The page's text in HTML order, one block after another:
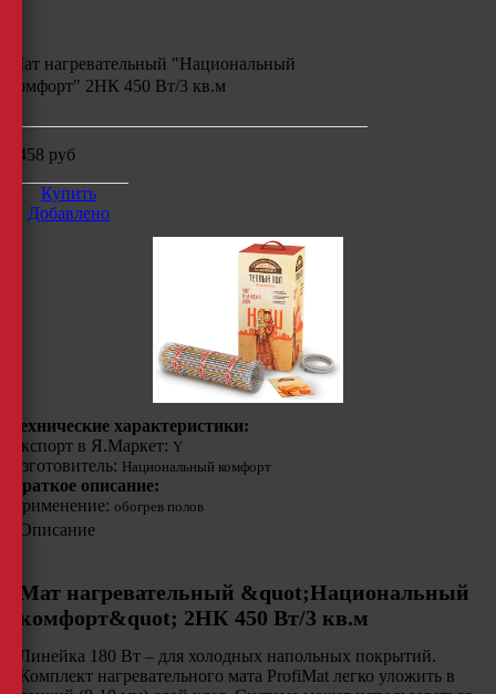
Мат нагревательный "Национальный
комфорт" 2НК 450 Вт/3 кв.м
6458 руб
Купить
Добавлено
Технические характеристики:
Экспорт в Я.Маркет: Y
Изготовитель: Национальный комфорт
Краткое описание:
Применение: обогрев полов
Описание
Мат нагревательный &quot;Национальный
комфорт&quot; 2НК 450 Вт/3 кв.м
Линейка 180 Вт – для холодных напольных покрытий.
Комплект нагревательного мата ProfiMat легко уложить в